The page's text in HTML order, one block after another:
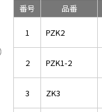
番号
品番
1 PZK2
2 PZK1-2
3 ZK3